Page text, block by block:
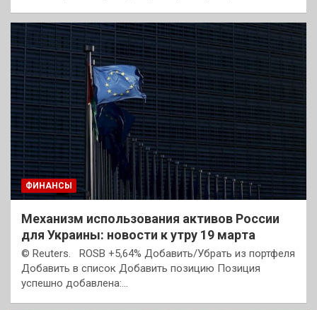
ФИНАНСЫ
Механизм использования активов России
для Украины: новости к утру 19 марта
© Reuters. ROSB +5,64% Добавить/Убрать из портфеля
Добавить в список Добавить позицию Позиция
успешно добавлена:…